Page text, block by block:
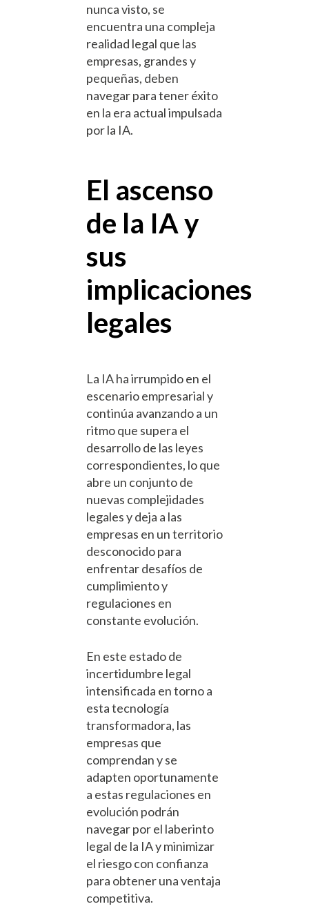
nunca visto, se
encuentra una compleja
realidad legal que las
empresas, grandes y
pequeñas, deben
navegar para tener éxito
en la era actual impulsada
por la IA.
El ascenso
de la IA y
sus
implicaciones
legales
La IA ha irrumpido en el
escenario empresarial y
continúa avanzando a un
ritmo que supera el
desarrollo de las leyes
correspondientes, lo que
abre un conjunto de
nuevas complejidades
legales y deja a las
empresas en un territorio
desconocido para
enfrentar desafíos de
cumplimiento y
regulaciones en
constante evolución.
En este estado de
incertidumbre legal
intensificada en torno a
esta tecnología
transformadora, las
empresas que
comprendan y se
adapten oportunamente
a estas regulaciones en
evolución podrán
navegar por el laberinto
legal de la IA y minimizar
el riesgo con confianza
para obtener una ventaja
competitiva.